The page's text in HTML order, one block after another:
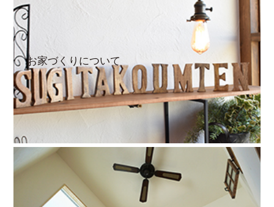
お家づくりについて